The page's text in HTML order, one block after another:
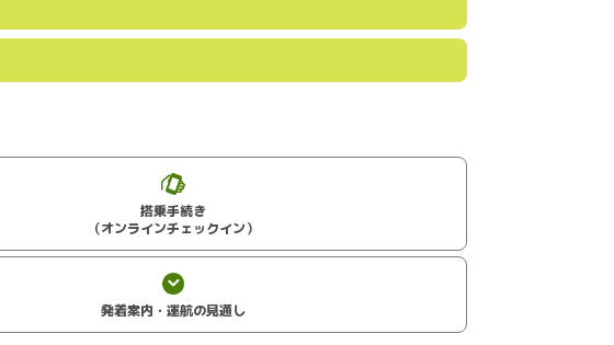
搭乗手続き
（オンラインチェックイン）
発着案内・運航の見通し